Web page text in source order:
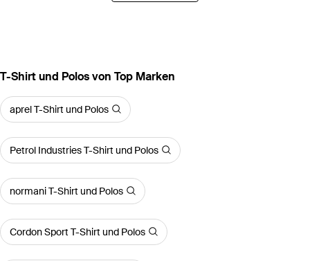
T-Shirt und Polos von Top Marken
aprel T-Shirt und Polos
Petrol Industries T-Shirt und Polos
normani T-Shirt und Polos
Cordon Sport T-Shirt und Polos